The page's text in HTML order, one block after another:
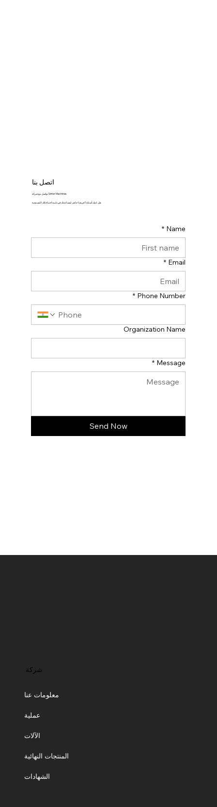
اتصل بنا
تواصل مع شركة Sinter Machines
هل لديك أسئلة؟ فريقنا جاهز لمساعدتك في تلبية احتياجاتك التصنيعية
Name
*
Email
*
Phone Number
*
Organization Name
Message
*
Send Now
شركة
معلومات عنا
عملية
الآلات
المنتجات النهائية
الشهادات